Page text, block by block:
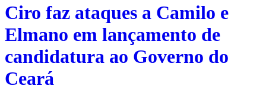
Ciro faz ataques a Camilo e
Elmano em lançamento de
candidatura ao Governo do
Ceará